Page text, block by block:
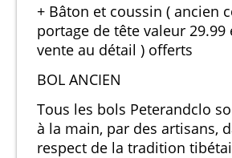
+ Bâton et coussin ( ancien
portage de tête valeur 29.99
vente au détail ) offerts
BOL ANCIEN
Tous les bols Peterandclo
à la main, par des artisans,
respect de la tradition